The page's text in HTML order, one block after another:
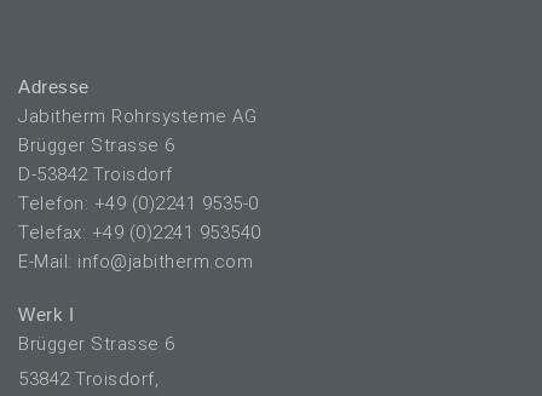
Adresse
Jabitherm Rohrsysteme AG
Brügger Strasse 6
D-53842 Troisdorf
Telefon: +49 (0)2241 9535-0
Telefax: +49 (0)2241 953540
E-Mail: info@jabitherm.com
Werk I
Brügger Strasse 6
53842 Troisdorf,